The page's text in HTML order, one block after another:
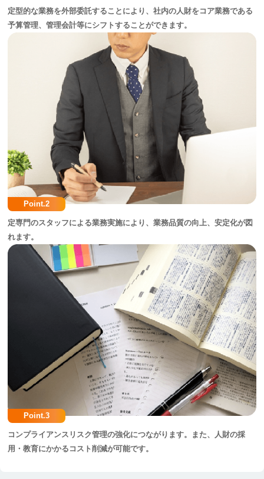
定型的な業務を外部委託することにより、社内の人財をコア業務である
予算管理、管理会計等にシフトすることができます。
Point.2
定専門のスタッフによる業務実施により、業務品質の向上、安定化が図
れます。
Point.3
コンプライアンスリスク管理の強化につながります。また、人財の採
用・教育にかかるコスト削減が可能です。